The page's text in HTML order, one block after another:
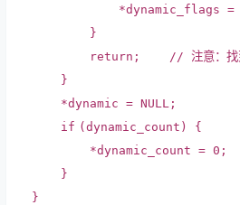
*dynamic_flags
}
return ;
// 注意：找
}
*dynamic = NULL;
if (dynamic_count) {
*dynamic_count = 0;
}
}